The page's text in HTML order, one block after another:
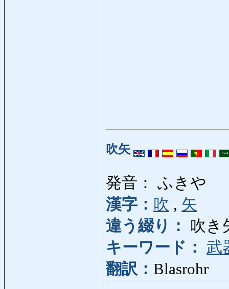
吹矢
発音： ふきや
漢字： 吹 , 矢
違う綴り：
吹き
キーワード： 武
翻訳： Blasrohr